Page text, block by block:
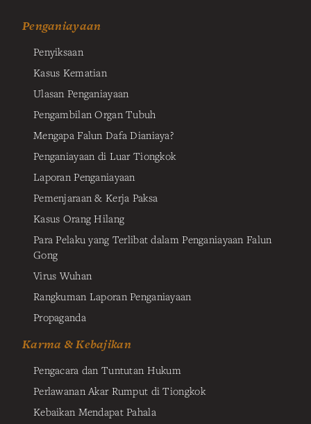
Penganiayaan
Penyiksaan
Kasus Kematian
Ulasan Penganiayaan
Pengambilan Organ Tubuh
Mengapa Falun Dafa Dianiaya?
Penganiayaan di Luar Tiongkok
Laporan Penganiayaan
Pemenjaraan & Kerja Paksa
Kasus Orang Hilang
Para Pelaku yang Terlibat dalam Penganiayaan Falun
Gong
Virus Wuhan
Rangkuman Laporan Penganiayaan
Propaganda
Karma & Kebajikan
Pengacara dan Tuntutan Hukum
Perlawanan Akar Rumput di Tiongkok
Kebaikan Mendapat Pahala